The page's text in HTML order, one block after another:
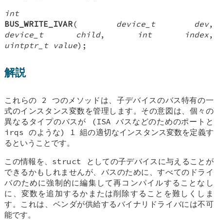
int
BUS_WRITE_IVAR( device_t dev,
device_t child, int index,
uintptr_t value);
解説
これらの 2 つのメソッドは、子デバイスのバス特有の一
式のインスタンス変数を管理します。その意図は、個々の
異なるタイプのバスが (ISA バスなどのためのポートと
irqs のような) 1 組の適切なインスタンス変数を定義す
るということです。
この情報を、struct としての子デバイスに与えることが
できるかもしれませんが、バスのために、すべてのドライ
バのために強制的に編集して再コンパイルすることなし
に、変数を追加するかまたは削除することを難しくしま
す。これは、ベンダが供給するバイナリドライバには不可
能です。